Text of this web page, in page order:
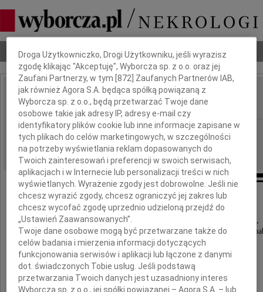
Nekrologi Odeszli Poradnik pogrzebowy
IMIĘ I NAZWISKO: Irena Kowner
REGION: Łódź
DATA EMISJI: 04.06.2021
Z wielkim bólem informujemy,
że w dniu 28 maja 2021 roku, w wieku 88 lat,
odeszła od nas najukochańsza Mama, Babcia i
Dbamy o Twoją prywatność
Droga Użytkowniczko, Drogi Użytkowniku, jeśli wyrazisz
zgodę klikając "Akceptuję", Wyborcza sp. z o.o. oraz jej
Zaufani Partnerzy, w tym [872 ] Zaufanych Partnerów IAB,
jak również Agora S.A. będąca spółką powiązaną z
Wyborcza sp. z o.o., będą przetwarzać Twoje dane
osobowe takie jak adresy IP, adresy e-mail czy
identyfikatory plików cookie lub inne informacje zapisane w
tych plikach do celów marketingowych, w szczególności
na potrzeby wyświetlania reklam dopasowanych do
Twoich zainteresowań i preferencji w swoich serwisach,
aplikacjach i w Internecie lub personalizacji treści w nich
wyświetlanych. Wyrażenie zgody jest dobrowolne. Jeśli nie
chcesz wyrazić zgody, chcesz ograniczyć jej zakres lub
chcesz wycofać zgodę uprzednio udzieloną przejdź do
„Ustawień Zaawansowanych”.
Twoje dane osobowe mogą być przetwarzane także do
celów badania i mierzenia informacji dotyczących
funkcjonowania serwisów i aplikacji lub łączone z danymi
dot. świadczonych Tobie usług. Jeśli podstawą
przetwarzania Twoich danych jest uzasadniony interes
Wyborcza sp. z o.o., jej spółki powiązanej – Agora S.A. – lub